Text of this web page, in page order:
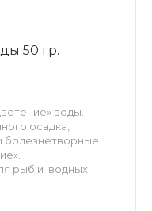
50 гр.
воды.
осадка,
болезнетворные
рыб и водных